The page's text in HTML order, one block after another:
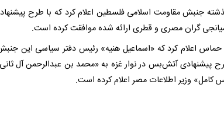
جنبش مقاومت اسلامی فلسطین اعلام کرد که با طرح
گران مصری و قطری ارائه شده موافقت کرده است.
اعلام کرد که «اسماعیل هنیه» رئیس دفتر سیاسی این
پیشنهادی آتش‌بس در نوار غزه به «محمد بن عبدالرحمن آل
کامل» وزیر اطلاعات مصر اعلام کرده است.